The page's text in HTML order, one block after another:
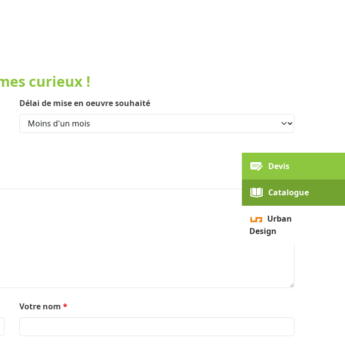
Devis
Catalogue
Urban
Design
curieux !
Délai de mise en oeuvre souhaité
Votre nom *